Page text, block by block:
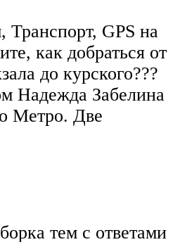
Транспорт, GPS на
как добраться от
до курского???
Надежда Забелина
Метро. Две
тем с ответами